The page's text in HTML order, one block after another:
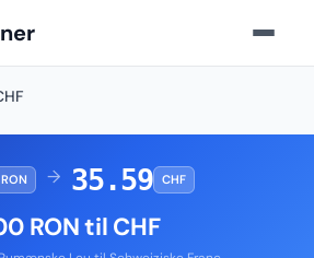
RON → 35.59 CHF
RON til CHF